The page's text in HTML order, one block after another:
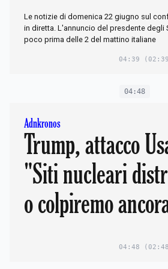
decisione che
storia». Teheran:
Le notizie di domenica 22 giugno sul
in diretta. L'annuncio del presdente degli
poco prima delle 2 del mattino italiane
04:39
04:48
Adnkronos
Trump, attacco
"Siti nucleari
o colpiremo
04:48